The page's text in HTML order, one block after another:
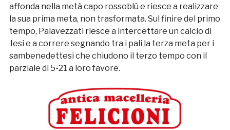
affonda nella metà capo rossoblù e riesce a realizzare
la sua prima meta, non trasformata. Sul finire del primo
tempo, Palavezzati riesce a intercettare un calcio di
Jesi e a correre segnando tra i pali la terza meta per i
sambenedettesi che chiudono il terzo tempo con il
parziale di 5-21 a loro favore.